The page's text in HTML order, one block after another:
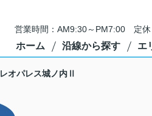
営業時間：AM9:30～PM7:00 定休
ホーム 沿線から探す エ
レオパレス城ノ内Ⅱ